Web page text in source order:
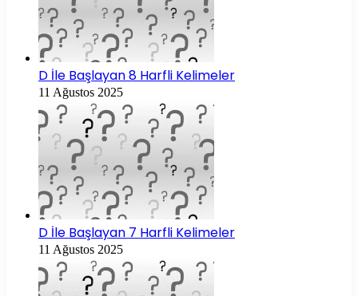
D İle Başlayan 8 Harfli Kelimeler
11 Ağustos 2025
D İle Başlayan 7 Harfli Kelimeler
11 Ağustos 2025